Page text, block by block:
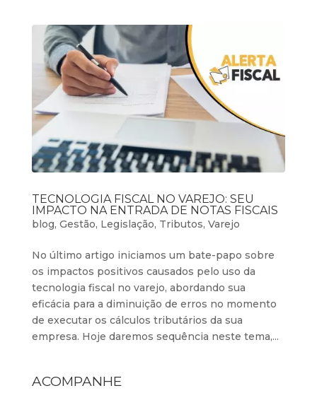
TECNOLOGIA FISCAL NO VAREJO: SEU
IMPACTO NA ENTRADA DE NOTAS FISCAIS
blog, Gestão, Legislação, Tributos, Varejo
No último artigo iniciamos um bate-papo sobre
os impactos positivos causados pelo uso da
tecnologia fiscal no varejo, abordando sua
eficácia para a diminuição de erros no momento
de executar os cálculos tributários da sua
empresa. Hoje daremos sequência neste tema,...
ACOMPANHE